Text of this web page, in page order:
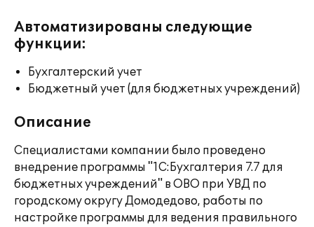
Автоматизированы следующие
функции:
Бухгалтерский учет
Бюджетный учет (для бюджетных учреждений)
Описание
Специалистами компании было проведено
внедрение программы "1С:Бухгалтерия 7.7 для
бюджетных учреждений" в ОВО при УВД по
городскому округу Домодедово, работы по
настройке программы для ведения правильного